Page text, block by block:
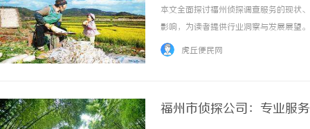
本文全面探讨福州侦探调查服务的现状
影响，为读者提供行业洞察与发展展望
虎丘便民网
福州市侦探公司：专业服